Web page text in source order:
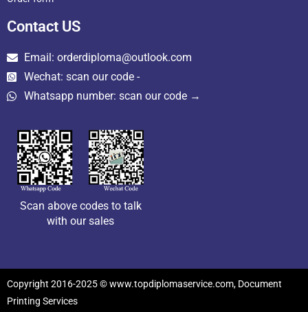
Contact US
Email: orderdiploma@outlook.com
Wechat: scan our code -
Whatsapp number: scan our code →
Scan above codes to talk
with our sales
Copyright 2016-2025 © www.topdiplomaservice.com, Document
Printing Services